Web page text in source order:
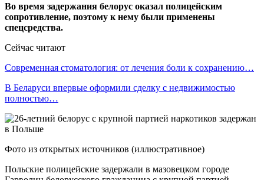
Во время задержания белорус оказал полицейским
сопротивление, поэтому к нему были применены
спецсредства.
Сейчас читают
Современная стоматология: от лечения боли к сохранению…
В Беларуси впервые оформили сделку с недвижимостью
полностью…
Фото из открытых источников (иллюстративное)
Польские полицейские задержали в мазовецком городе